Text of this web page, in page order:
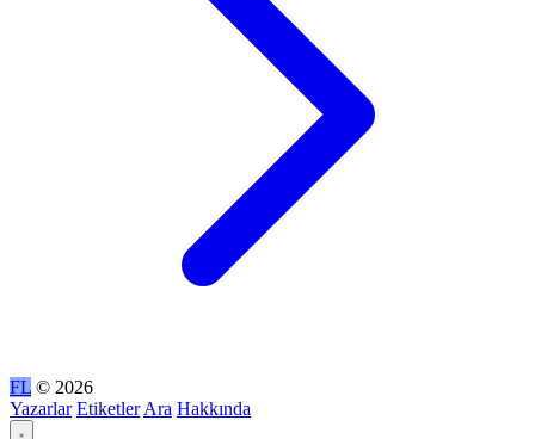
FL © 2026
Yazarlar Etiketler Ara Hakkında